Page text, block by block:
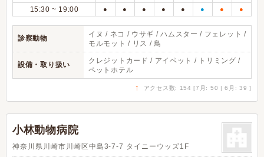
15:30 ~ 19:00 ● ● ● ● ● ● ● ●
診察動物
イヌ / ネコ / ウサギ / ハムスター / フェレット /
モルモット / リス / 鳥
設備・取り扱い
クレジットカード / アイペット / トリミング /
ペットホテル
↑ アクセス数: 154 [7月: 50 | 6月: 39 ]
小林動物病院
神奈川県川崎市川崎区中島3-7-7 タイニーウッズ1F